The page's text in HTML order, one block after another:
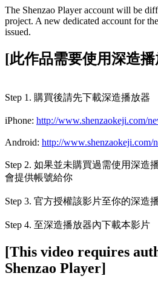
The Shenzao Player account will be
project. A new dedicated account for
issued.
[此作品需要使用深造
Step 1. 購買後請先下載深造播放器
iPhone: http://www.shenzaokeji.com/
Android: http://www.shenzaokeji.com/
Step 2. 如果並未購買過需使用深造
會提供帳號給你
Step 3. 官方授權該影片至你的深造
Step 4. 至深造播放器內下載本影片
[This video requires
Shenzao Player]